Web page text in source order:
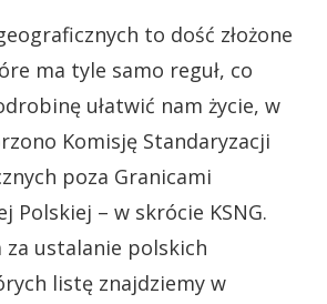
to dość złożone
ma tyle samo reguł, co
ułatwić nam życie, w
Komisję Standaryzacji
poza Granicami
Polskiej – w skrócie KSNG.
za ustalanie polskich
listę znajdziemy w